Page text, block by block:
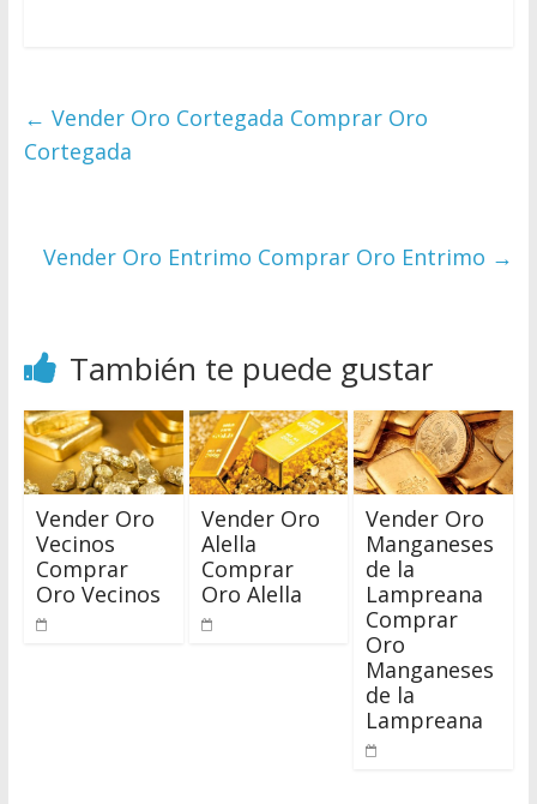
← Vender Oro Cortegada Comprar Oro
Cortegada
Vender Oro Entrimo Comprar Oro Entrimo →
También te puede gustar
Vender Oro
Vecinos
Comprar
Oro Vecinos
Vender Oro
Alella
Comprar
Oro Alella
Vender Oro
Manganeses
de la
Lampreana
Comprar
Oro
Manganeses
de la
Lampreana